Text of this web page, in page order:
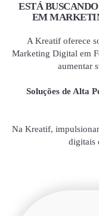
ESTÁ
EM
A Kreatif oferece
Marketing Digital em
aumentar
Soluções de Alta
Na Kreatif,
digitais